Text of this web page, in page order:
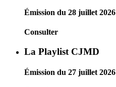
Émission du 28 juillet 2026
Consulter
La Playlist CJMD
Émission du 27 juillet 2026